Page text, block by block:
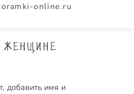
добавить имя и